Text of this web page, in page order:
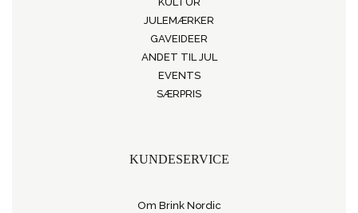
JULEMÆRKER
GAVEIDEER
ANDET TIL JUL
EVENTS
SÆRPRIS
KUNDESERVICE
Om Brink Nordic